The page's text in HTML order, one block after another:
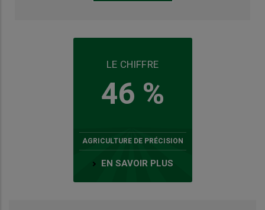
LE CHIFFRE
46 %
AGRICULTURE DE PRÉCISION
EN SAVOIR PLUS